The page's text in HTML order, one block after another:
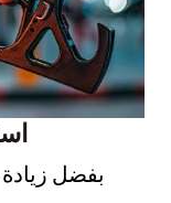
1-
بفضل